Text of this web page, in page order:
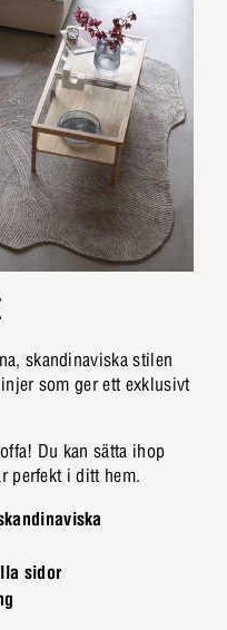
skandinaviska stilen
som ger ett exklusivt
Du kan sätta ihop
perfekt i ditt hem.
sidor